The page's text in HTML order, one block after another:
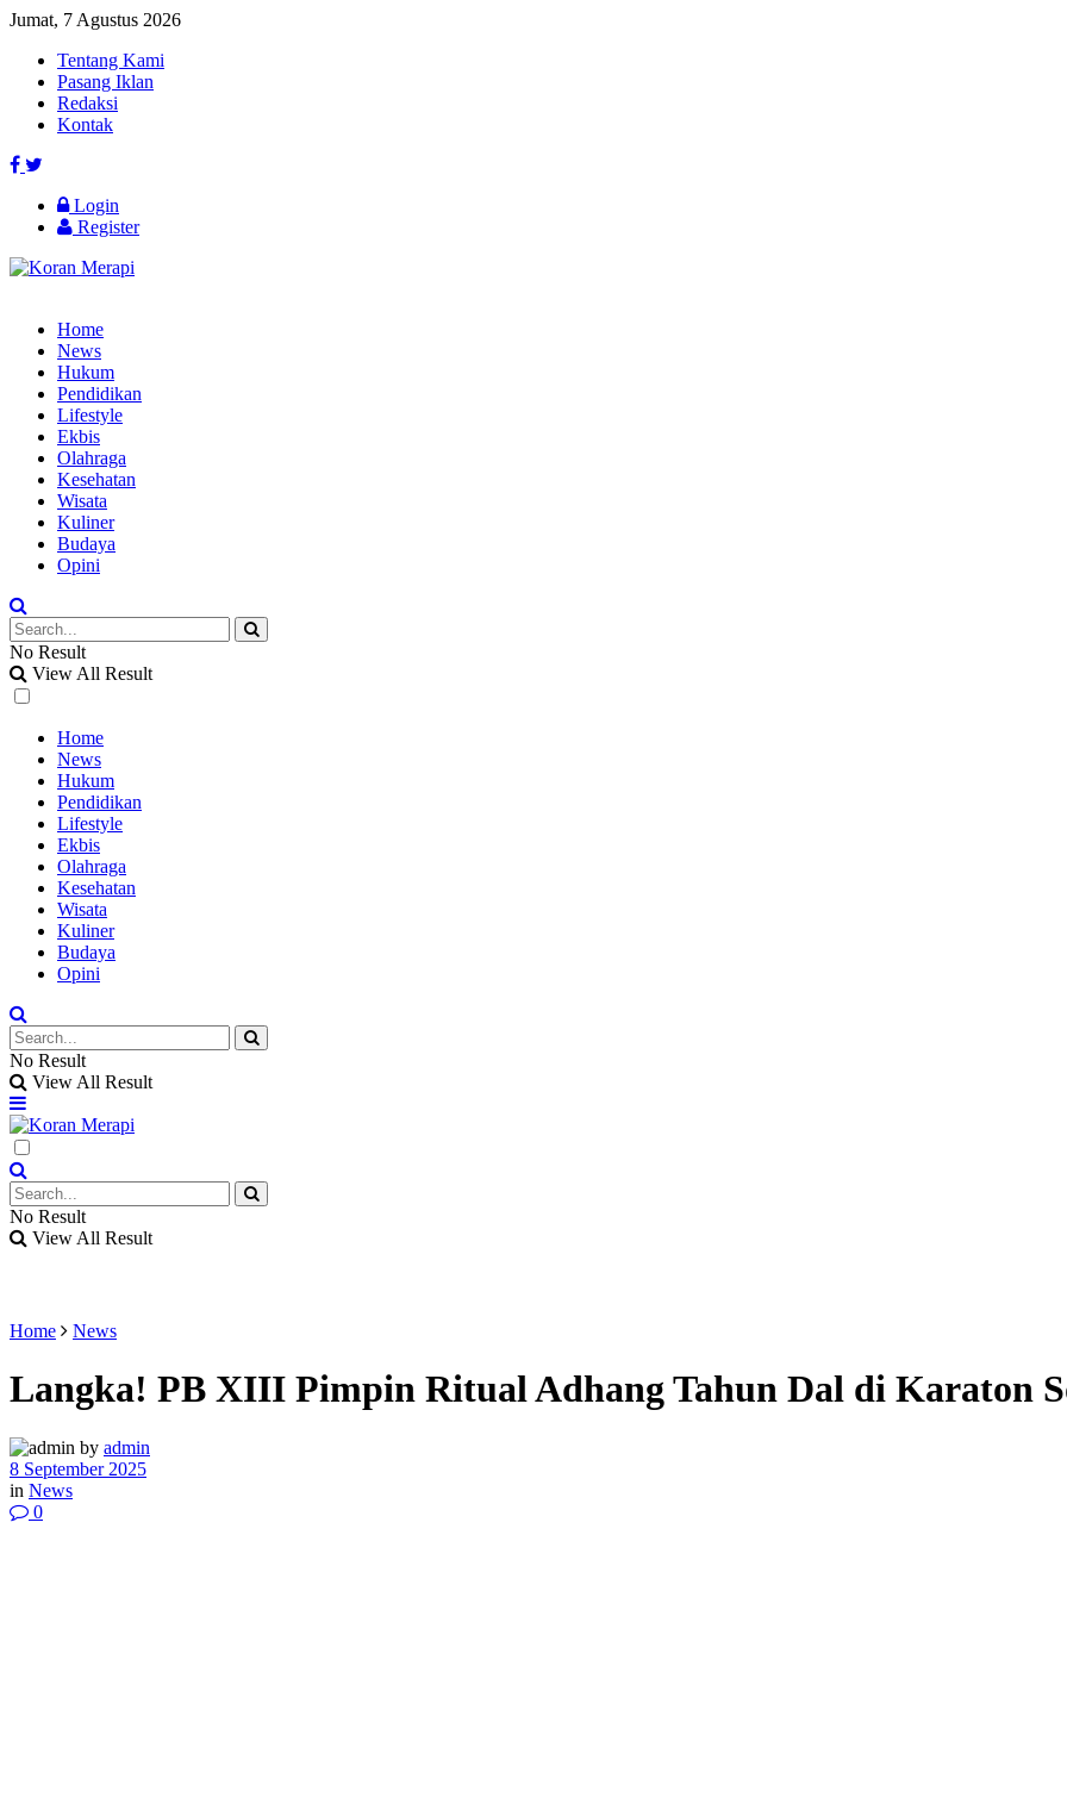
Jumat, 7 Agustus 2026
Tentang Kami
Pasang Iklan
Redaksi
Kontak
Login
Register
Home
News
Hukum
Pendidikan
Lifestyle
Ekbis
Olahraga
Kesehatan
Wisata
Kuliner
Budaya
Opini
No Result
View All Result
Home
News
Hukum
Pendidikan
Lifestyle
Ekbis
Olahraga
Kesehatan
Wisata
Kuliner
Budaya
Opini
No Result
View All Result
No Result
View All Result
Home News
Langka! PB XIII Pimpin Ritual Adhang Tahun Dal di Karaton
by admin
8 September 2025
in News
0